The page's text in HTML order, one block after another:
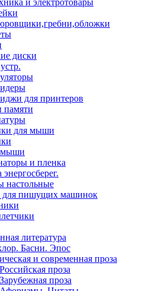
и электротовары
диски
для принтеров
памяти
для мыши
и пленка
настольные
для пишущих машинок
литература
Басни. Эпос
и современная проза
Российская проза
Зарубежная проза